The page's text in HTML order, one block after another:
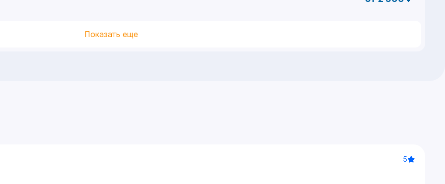
Показать еще
5